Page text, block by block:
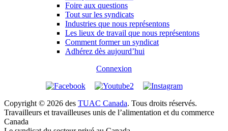
Foire aux questions
Tout sur les syndicats
Industries que nous représentons
Les lieux de travail que nous représentons
Comment former un syndicat
Adhérez dès aujourd’hui
Connexion
Copyright © 2026 des TUAC Canada. Tous droits réservés.
Travailleurs et travailleuses unis de l’alimentation et du commerce
Canada